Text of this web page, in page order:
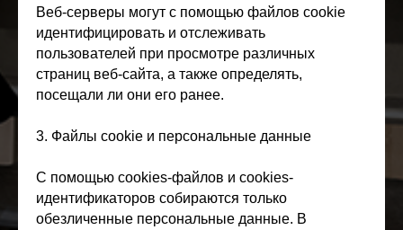
Веб-серверы могут с помощью файлов cookie
идентифицировать и отслеживать
пользователей при просмотре различных
страниц веб-сайта, а также определять,
посещали ли они его ранее.
3. Файлы cookie и персональные данные
С помощью cookies-файлов и cookies-
идентификаторов собираются только
обезличенные персональные данные. В